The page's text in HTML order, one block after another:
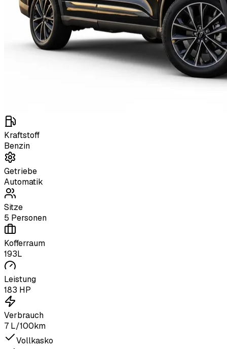
Kraftstoff
Benzin
Getriebe
Automatik
Sitze
5 Personen
Kofferraum
193L
Leistung
183 HP
Verbrauch
7 L/100km
Vollkasko